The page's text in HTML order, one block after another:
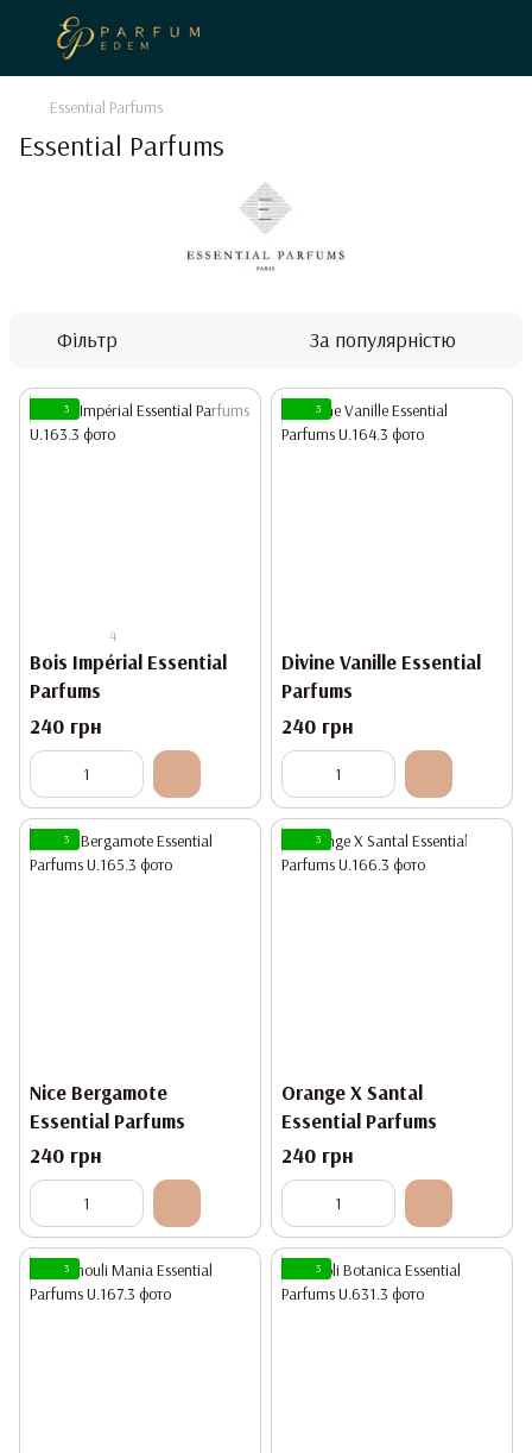
Essential Parfums
Essential Parfums
Фільтр За популярністю
3
4
Bois Impérial Essential
Parfums
240 грн
3
Divine Vanille Essential
Parfums
240 грн
3
Nice Bergamote
Essential Parfums
240 грн
3
Orange X Santal
Essential Parfums
240 грн
3 3